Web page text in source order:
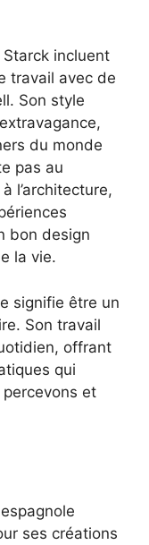
incluent
travail avec de
Son style
du monde
pas au
l’architecture,
bon design
la vie.
signifie être un
Son travail
offrant
qui
et
ses créations